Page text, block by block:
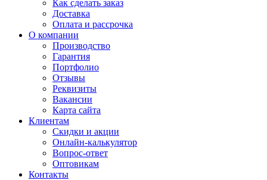
Как сделать заказ
Доставка
Оплата и рассрочка
О компании
Производство
Гарантия
Портфолио
Отзывы
Реквизиты
Вакансии
Карта сайта
Клиентам
Скидки и акции
Онлайн-калькулятор
Вопрос-ответ
Оптовикам
Контакты